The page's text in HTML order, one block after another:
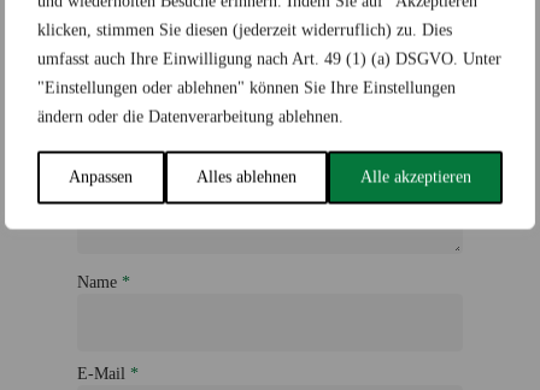
klicken, stimmen Sie diesen (jederzeit widerruflich) zu. Dies
umfasst auch Ihre Einwilligung nach Art. 49 (1) (a) DSGVO. Unter
"Einstellungen oder ablehnen" können Sie Ihre Einstellungen
ändern oder die Datenverarbeitung ablehnen.
Anpassen Alles ablehnen Alle akzeptieren
Deine Rezension*
Name *
E-Mail *